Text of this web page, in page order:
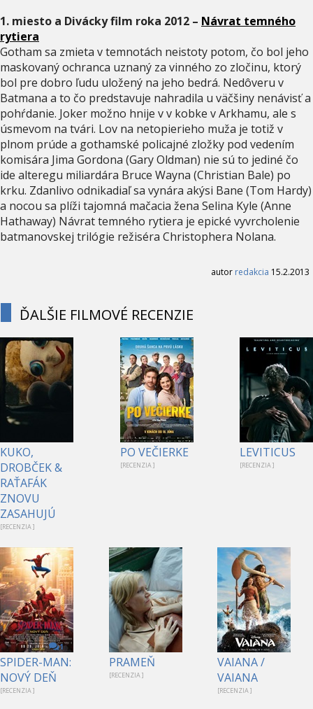
1. miesto a Divácky film roka 2012 – Návrat temného
rytiera
Gotham sa zmieta v temnotách neistoty potom, čo bol jeho
maskovaný ochranca uznaný za vinného zo zločinu, ktorý
bol pre dobro ľudu uložený na jeho bedrá. Nedôveru v
Batmana a to čo predstavuje nahradila u väčšiny nenávisť a
pohŕdanie. Joker možno hnije v v kobke v Arkhamu, ale s
úsmevom na tvári. Lov na netopierieho muža je totiž v
plnom prúde a gothamské policajné zložky pod vedením
komisára Jima Gordona (Gary Oldman) nie sú to jediné čo
ide alteregu miliardára Bruce Wayna (Christian Bale) po
krku. Zdanlivo odnikadiaľ sa vynára akýsi Bane (Tom Hardy)
a nocou sa plíži tajomná mačacia žena Selina Kyle (Anne
Hathaway) Návrat temného rytiera je epické vyvrcholenie
batmanovskej trilógie režiséra Christophera Nolana.
autor redakcia 15.2.2013
ĎALŠIE FILMOVÉ RECENZIE
KUKO,
DROBČEK &
RAŤAFÁK
ZNOVU
ZASAHUJÚ
[RECENZIA ]
PO VEČIERKE
[RECENZIA ]
LEVITICUS
[RECENZIA ]
1
SPIDER-MAN:
NOVÝ DEŇ
[RECENZIA ]
PRAMEŇ
[RECENZIA ]
VAIANA /
VAIANA
[RECENZIA ]